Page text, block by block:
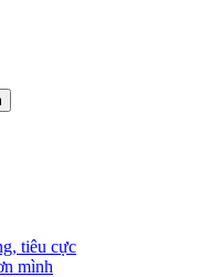
tiêu cực
mình